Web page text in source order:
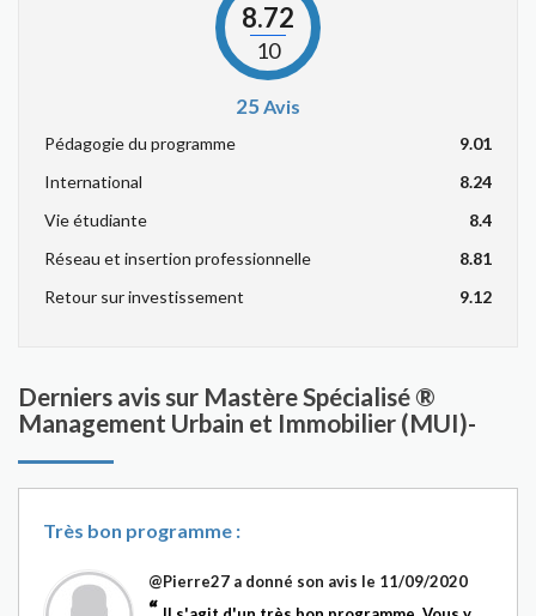
8.72
10
25Avis
Pédagogie du programme
9.01
International
8.24
Vie étudiante
8.4
Réseau et insertion professionnelle
8.81
Retour sur investissement
9.12
Derniers avis sur Mastère Spécialisé ®
Management Urbain et Immobilier (MUI)-
Très bon programme :
@Pierre27 a donné son avis le 11/09/2020